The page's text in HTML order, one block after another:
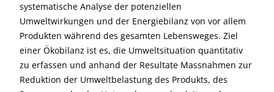
systematische Analyse der potenziellen
Umweltwirkungen und der Energiebilanz von vor allem
Produkten während des gesamten Lebensweges. Ziel
einer Ökobilanz ist es, die Umweltsituation quantitativ
zu erfassen und anhand der Resultate Massnahmen zur
Reduktion der Umweltbelastung des Produkts, des